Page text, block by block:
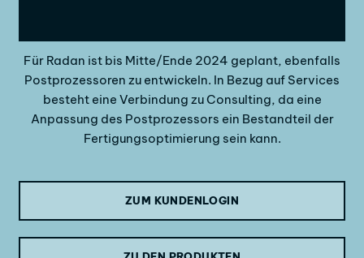
Für Radan ist bis Mitte/Ende 2024 geplant, ebenfalls
Postprozessoren zu entwickeln. In Bezug auf Services
besteht eine Verbindung zu Consulting, da eine
Anpassung des Postprozessors ein Bestandteil der
Fertigungsoptimierung sein kann.
ZUM KUNDENLOGIN